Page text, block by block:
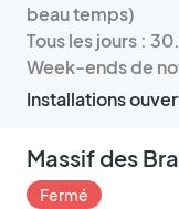
beau temps)
Tous les jours :
Week-ends de
Installations
Massif des
Fermé